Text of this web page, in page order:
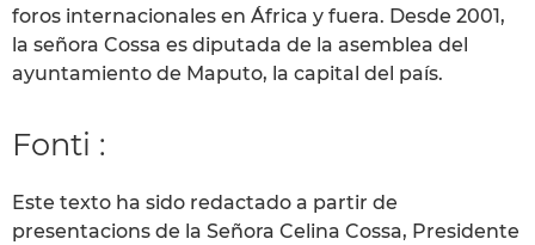
foros internacionales en África y fuera. Desde 2001,
la señora Cossa es diputada de la asemblea del
ayuntamiento de Maputo, la capital del país.
Fonti :
Este texto ha sido redactado a partir de
presentacions de la Señora Celina Cossa, Presidente